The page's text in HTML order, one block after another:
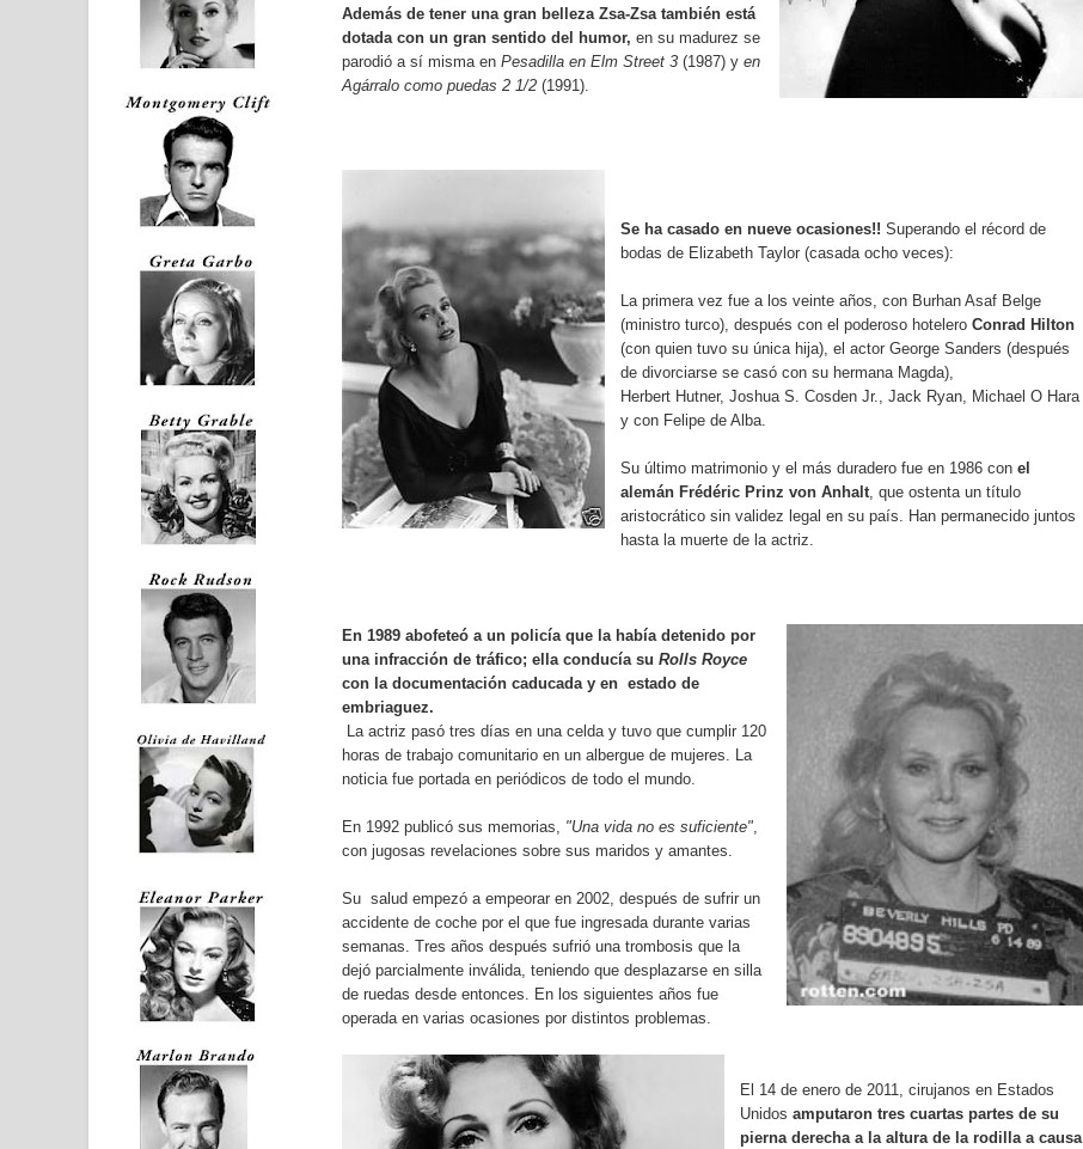
Además de tener una gran belleza Zsa-Zsa también está
dotada con un gran sentido del humor, en su madurez se
parodió a sí misma en Pesadilla en Elm Street 3 (1987) y en
Agárralo como puedas 2 1/2 (1991).
Se ha casado en nueve ocasiones!! Superando el récord de
bodas de Elizabeth Taylor (casada ocho veces):
La primera vez fue a los veinte años, con Burhan Asaf Belge
(ministro turco), después con el poderoso hotelero Conrad Hilton
(con quien tuvo su única hija), el actor George Sanders (después
de divorciarse se casó con su hermana Magda),
Herbert Hutner, Joshua S. Cosden Jr., Jack Ryan, Michael O Hara
y con Felipe de Alba.
Su último matrimonio y el más duradero fue en 1986 con el
alemán Frédéric Prinz von Anhalt , que ostenta un título
aristocrático sin validez legal en su país. Han permanecido juntos
hasta la muerte de la actriz.
En 1989 abofeteó a un policía que la había detenido por
una infracción de tráfico; ella conducía su Rolls Royce
con la documentación caducada y en estado de
embriaguez.
La actriz pasó tres días en una celda y tuvo que cumplir 120
horas de trabajo comunitario en un albergue de mujeres. La
noticia fue portada en periódicos de todo el mundo.
En 1992 publicó sus memorias, "Una vida no es suficiente"
con jugosas revelaciones sobre sus maridos y amantes.
Su salud empezó a empeorar en 2002, después de sufrir un
accidente de coche por el que fue ingresada durante varias
semanas. Tres años después sufrió una trombosis que la
dejó parcialmente inválida, teniendo que desplazarse en silla
de ruedas desde entonces. En los siguientes años fue
operada en varias ocasiones por distintos problemas.
El 14 de enero de 2011, cirujanos en Estados
Unidos amputaron tres cuartas partes de su
pierna derecha a la altura de la rodilla a causa